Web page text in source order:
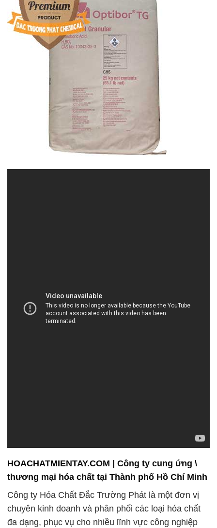
HOACHATMIENTAY.COM | Công ty cung ứng \
thương mại hóa chất tại Thành phố Hồ Chí Minh
Công ty Hóa Chất Đắc Trường Phát là một đơn vị
chuyên kinh doanh và phân phối các loại hóa chất
đa dạng, phục vụ cho nhiều lĩnh vực công nghiệp